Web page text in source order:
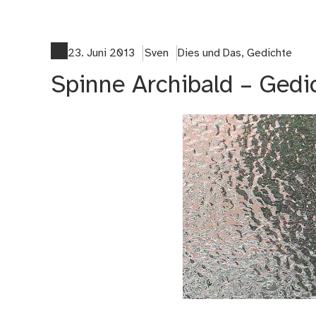
23. Juni 2013 Sven Dies und Das,Gedichte
Spinne Archibald –